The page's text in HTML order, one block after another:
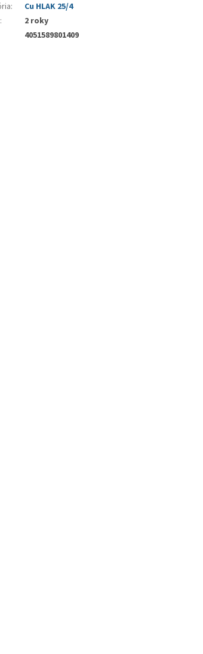
:
Cu HLAK 25/4
:
2 roky
4051589801409